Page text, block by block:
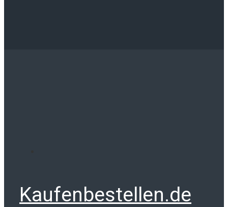
Kaufenbestellen.de